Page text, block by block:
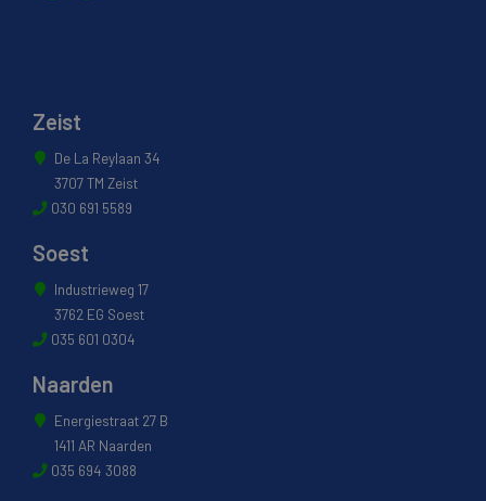
Zeist
De La Reylaan 34
3707 TM Zeist
030 691 5589
Soest
Industrieweg 17
3762 EG Soest
035 601 0304
Naarden
Energiestraat 27 B
1411 AR Naarden
035 694 3088